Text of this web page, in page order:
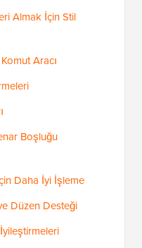
Almak İçin Stil
Aracı
Boşluğu
Daha İyi İşleme
Düzen Desteği